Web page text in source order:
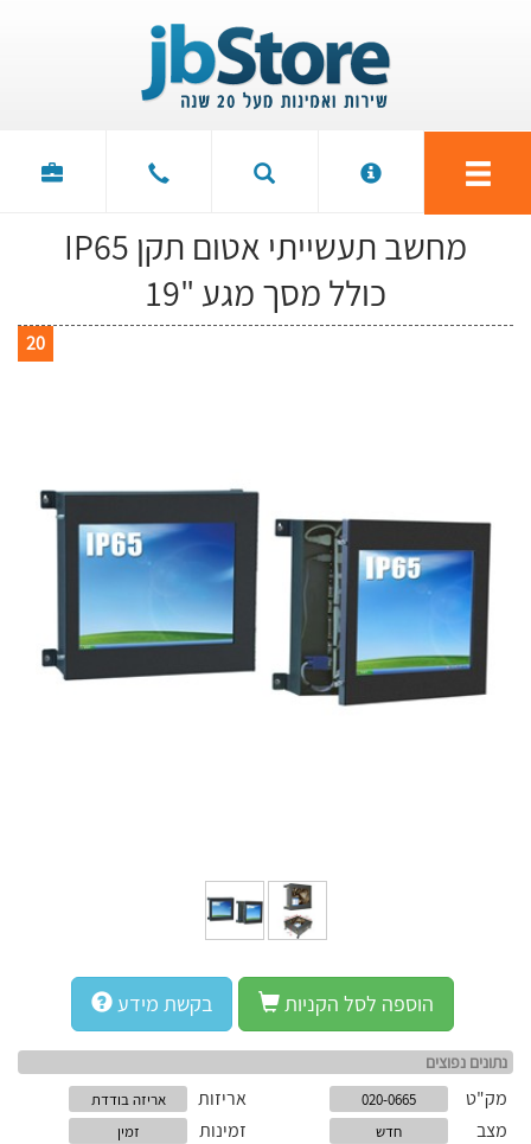
מחשב תעשייתי אטום תקן IP65
כולל מסך מגע "19
20
בקשת מידע הוספה לסל הקניות
נתונים נפוצים
מק"ט 020-0665 אריזות אריזה בודדת
מצב חדש זמינות זמין